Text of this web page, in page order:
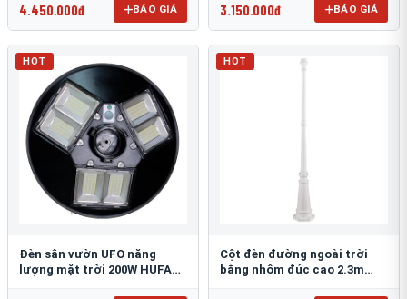
4.450.000đ BÁO GIÁ 3.150.000đ BÁO GIÁ
HOT
Đèn sân vườn UFO năng
lượng mặt trời 200W HUFA
HOT
Cột đèn đường ngoài trời
bằng nhôm đúc cao 2.3m